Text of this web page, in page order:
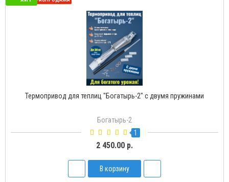
Термопривод для теплиц "Богатырь-2" с двумя пружинами
Богатырь-2
1
2 450.00 р.
В корзину